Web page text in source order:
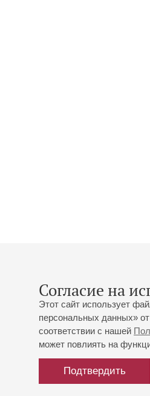
Согласие на
Этот сайт использует
персональных данных»
соответствии с нашей
может повлиять на
Подтвердить